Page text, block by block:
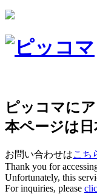
ピッコマに
本ページは日
お問い合わせはこち
Thank you for
Unfortunately, this
For inquiries, please